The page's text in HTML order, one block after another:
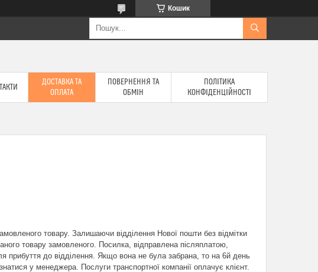
Кошик
ДОСТАВКА ТА
ОПЛАТА
ПОВЕРНЕННЯ ТА
ОБМІН
ПОЛІТИКА
КОНФІДЕНЦІЙНОСТІ
товару. Залишаючи відділення Нової пошти без відмітки
товару замовленого. Посилка, відправлена післяплатою,
до відділення. Якщо вона не була забрана, то на 6й день
у менеджера. Послуги транспортної компанії оплачує клієнт.